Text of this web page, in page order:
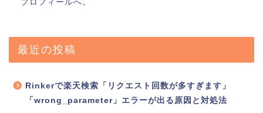
プロフィールへ。
最近の投稿
Rinkerで楽天検索「リクエスト回数が多すぎます」
「wrong_parameter」エラーが出る原因と対処法